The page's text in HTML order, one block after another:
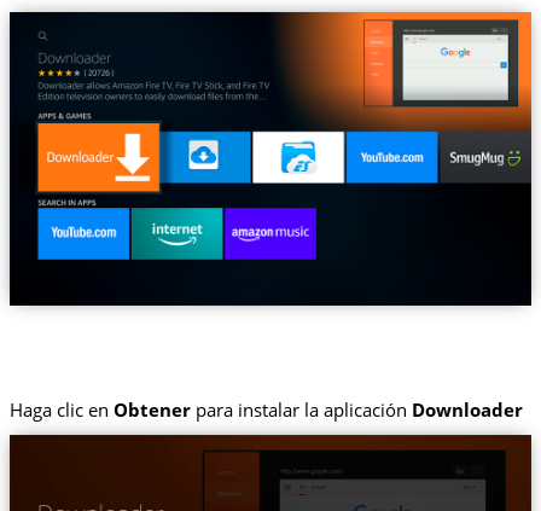
Haga clic en Obtenerpara instalar la aplicación Downloader